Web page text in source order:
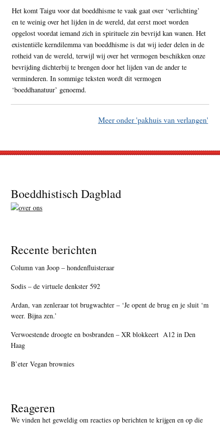
Het komt Taigu voor dat boeddhisme te vaak gaat over ‘verlichting’
en te weinig over het lijden in de wereld, dat eerst moet worden
opgelost voordat iemand zich in spirituele zin bevrijd kan wanen. Het
existentiële kerndilemma van boeddhisme is dat wij ieder delen in de
rotheid van de wereld, terwijl wij over het vermogen beschikken onze
bevrijding dichterbij te brengen door het lijden van de ander te
verminderen. In sommige teksten wordt dit vermogen
‘boeddhanatuur’ genoemd.
Meer onder 'pakhuis van verlangen'
Footer
Boeddhistisch Dagblad
Recente berichten
Column van Joop – hondenfluisteraar
Sodis – de virtuele denkster 592
Ardan, van zenleraar tot brugwachter – ‘Je opent de brug en je sluit ‘m
weer. Bijna zen.’
Verwoestende droogte en bosbranden – XR blokkeert A12 in Den
Haag
B’eter Vegan brownies
Reageren
We vinden het geweldig om reacties op berichten te krijgen en op die